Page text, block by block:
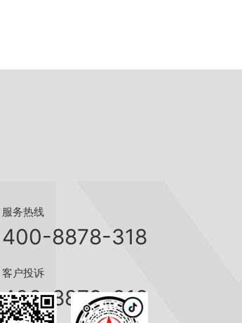
服务热线
400-8878-318
客户投诉
400-8879-318